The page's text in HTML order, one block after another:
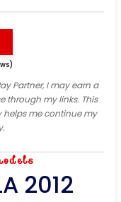
Partner, I may earn a
through my links. This
helps me continue my
2012